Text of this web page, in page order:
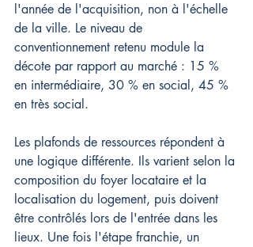
l'année de l'acquisition, non à l'échelle
de la ville. Le niveau de
conventionnement retenu module la
décote par rapport au marché : 15 %
en intermédiaire, 30 % en social, 45 %
en très social.
Les plafonds de ressources répondent à
une logique différente. Ils varient selon la
composition du foyer locataire et la
localisation du logement, puis doivent
être contrôlés lors de l'entrée dans les
lieux. Une fois l'étape franchie, un